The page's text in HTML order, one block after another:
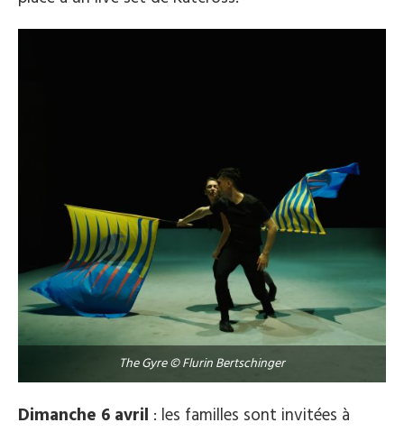
The Gyre © Flurin Bertschinger
Dimanche 6 avril : les familles sont invitées à